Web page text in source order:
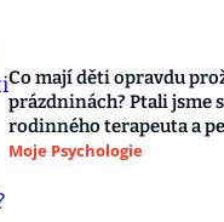
Co mají děti opravdu
prázdninách? Ptali jsme
rodinného terapeuta a
Moje Psychologie